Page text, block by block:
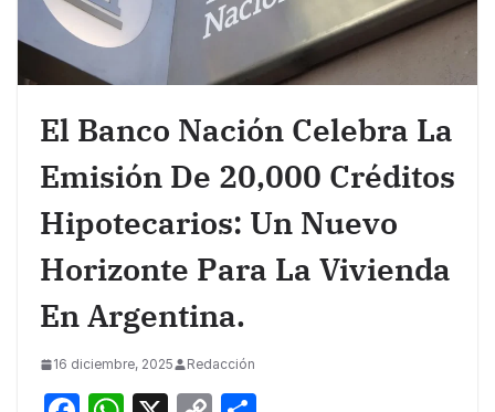
El Banco Nación Celebra La
Emisión De 20,000 Créditos
Hipotecarios: Un Nuevo
Horizonte Para La Vivienda
En Argentina.
16 diciembre, 2025 Redacción